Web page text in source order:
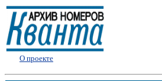
О проекте